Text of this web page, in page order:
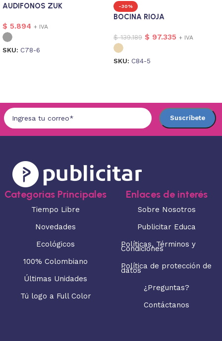
AUDIFONOS ZUK
$ 5.894 + IVA
SKU: C78-6
-30%
BOCINA RIOJA
$139.189 $ 97.335 + IVA
SKU: C84-5
Categorias Principales
Tiempo Libre
Novedades
Ecológicos
100% Colombiano
Últimas Unidades
Tú logo a Full Color
Enlaces de interés
Sobre Nosotros
Publicitar Educa
Políticas, Términos y
Condiciones
Política de protección de
datos
¿Preguntas?
Contáctanos